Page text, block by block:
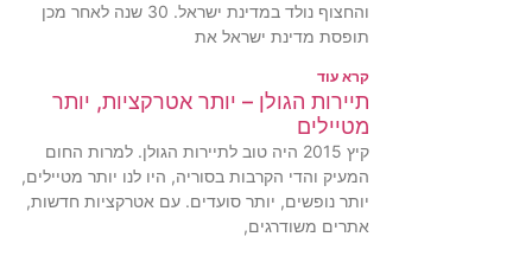
והחצוף נולד במדינת ישראל. 30 שנה לאחר מכן
תופסת מדינת ישראל את
קרא עוד
תיירות הגולן – יותר אטרקציות, יותר
מטיילים
קיץ 2015 היה טוב לתיירות הגולן. למרות החום
המעיק והדי הקרבות בסוריה, היו לנו יותר מטיילים,
יותר נופשים, יותר סועדים. עם אטרקציות חדשות,
אתרים משודרגים,